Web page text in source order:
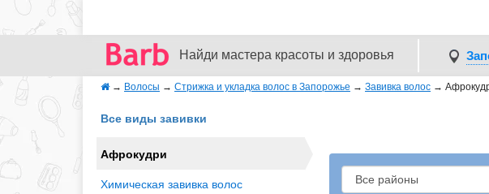
Найди мастера красоты и здоровья
→ Волосы → Стрижка и укладка волос в Запорожье → Завивка волос →
Все виды завивки
Афрокудри
Химическая завивка волос